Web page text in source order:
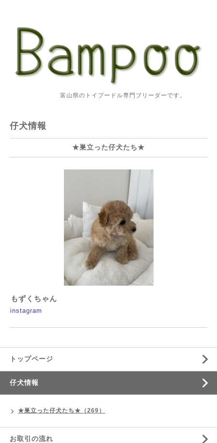
富山県のトイプードル専門ブリーダーです。
仔犬情報
★巣立った仔犬たち★
もずくちゃん
instagram
トップページ
仔犬情報
★巣立った仔犬たち★（269）
お取引の流れ